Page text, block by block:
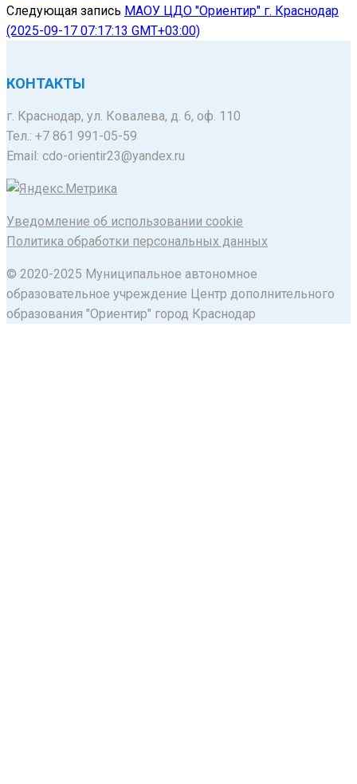
Следующая запись МАОУ ЦДО "Ориентир" г. Краснодар
(2025-09-17 07:17:13 GMT+03:00)
КОНТАКТЫ
г. Краснодар, ул. Ковалева, д. 6, оф. 110
Тел.: +7 861 991-05-59
Email: cdo-orientir23@yandex.ru
Уведомление об использовании cookie
Политика обработки персональных данных
© 2020-2025 Муниципальное автономное
образовательное учреждение Центр дополнительного
образования "Ориентир" город Краснодар